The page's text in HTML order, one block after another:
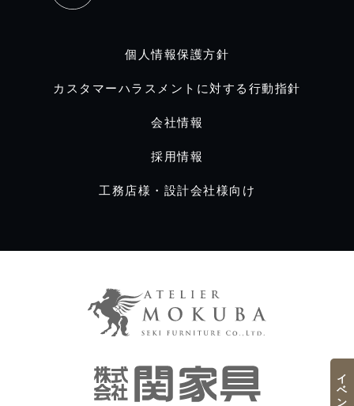
個人情報保護方針
カスタマーハラスメントに対する行動指針
会社情報
採用情報
工務店様・設計会社様向け